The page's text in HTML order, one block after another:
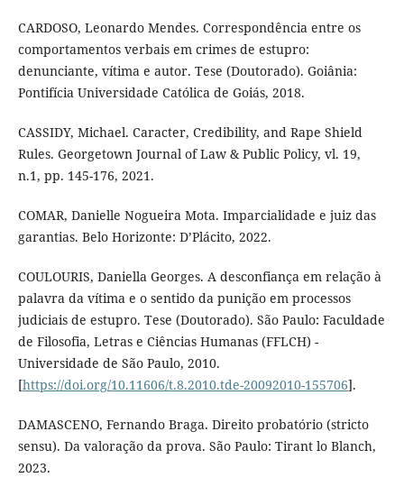
CARDOSO, Leonardo Mendes. Correspondência entre os
comportamentos verbais em crimes de estupro:
denunciante, vítima e autor. Tese (Doutorado). Goiânia:
Pontifícia Universidade Católica de Goiás, 2018.
CASSIDY, Michael. Caracter, Credibility, and Rape Shield
Rules. Georgetown Journal of Law & Public Policy, vl. 19,
n.1, pp. 145-176, 2021.
COMAR, Danielle Nogueira Mota. Imparcialidade e juiz das
garantias. Belo Horizonte: D’Plácito, 2022.
COULOURIS, Daniella Georges. A desconfiança em relação à
palavra da vítima e o sentido da punição em processos
judiciais de estupro. Tese (Doutorado). São Paulo: Faculdade
de Filosofia, Letras e Ciências Humanas (FFLCH) -
Universidade de São Paulo, 2010.
[https://doi.org/10.11606/t.8.2010.tde-20092010-155706].
DAMASCENO, Fernando Braga. Direito probatório (stricto
sensu). Da valoração da prova. São Paulo: Tirant lo Blanch,
2023.